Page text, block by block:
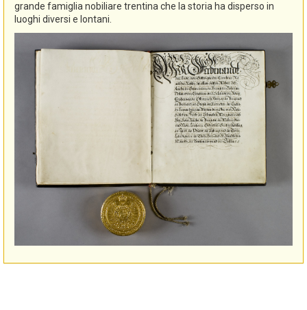
grande famiglia nobiliare trentina che la storia ha disperso in
luoghi diversi e lontani.